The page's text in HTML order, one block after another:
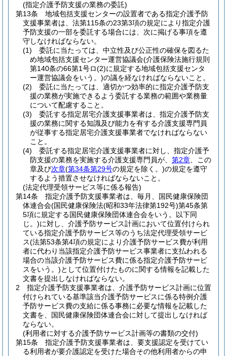
(指定介護予防支援の業務の委託)
第13条
地域包括支援センターの設置者である指定介護予防
支援事業者は、法第115条の23第3項の規定により指定介護
予防支援の一部を委託する場合には、次に掲げる事項を遵
守しなければならない。
(1)
委託に当たっては、中立性及び公正性の確保を図るた
め地域包括支援センター運営協議会(介護保険法施行規則
第140条の66第1号ロ(2)に規定する地域包括支援センタ
ー運営協議会をいう。)の議を経なければならないこと。
(2)
委託に当たっては、適切かつ効率的に指定介護予防支
援の業務が実施できるよう委託する業務の範囲や業務量
について配慮すること。
(3)
委託する指定居宅介護支援事業者は、指定介護予防支
援の業務に関する知識及び能力を有する介護支援専門員
が従事する指定居宅介護支援事業者でなければならない
こと。
(4)
委託する指定居宅介護支援事業者に対し、指定介護予
防支援の業務を実施する介護支援専門員が、 第2章 、この
章及び次章(第34条第29号の規定を除く。)の規定を遵守
するよう措置させなければならないこと。
(法定代理受領サービス等に係る報告)
第14条
指定介護予防支援事業者は、毎月、国民健康保険団
体連合会(国民健康保険法(昭和33年法律第192号)第45条第
5項に規定する国民健康保険団体連合会をいう。以下同
じ。)に対し、介護予防サービス計画において位置付けられ
ている指定介護予防サービス等のうち法定代理受領サービ
ス(法第53条第4項の規定により介護予防サービス費が利用
者に代わり当該指定介護予防サービス事業者に支払われる
場合の当該介護予防サービス費に係る指定介護予防サービ
スをいう。)として位置付けたものに関する情報を記載した
文書を提出しなければならない。
2
指定介護予防支援事業者は、介護予防サービス計画に位置
付けられている基準該当介護予防サービスに係る特例介護
予防サービス費の支給に係る事務に必要な情報を記載した
文書を、国民健康保険団体連合会に対して提出しなければ
ならない。
(利用者に対する介護予防サービス計画等の書類の交付)
第15条
指定介護予防支援事業者は、要支援認定を受けてい
る利用者が要介護認定を受けた場合その他利用者からの申